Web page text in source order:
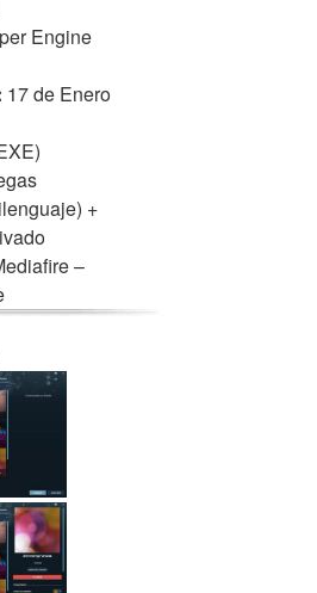
Engine
17 de Enero
+
–